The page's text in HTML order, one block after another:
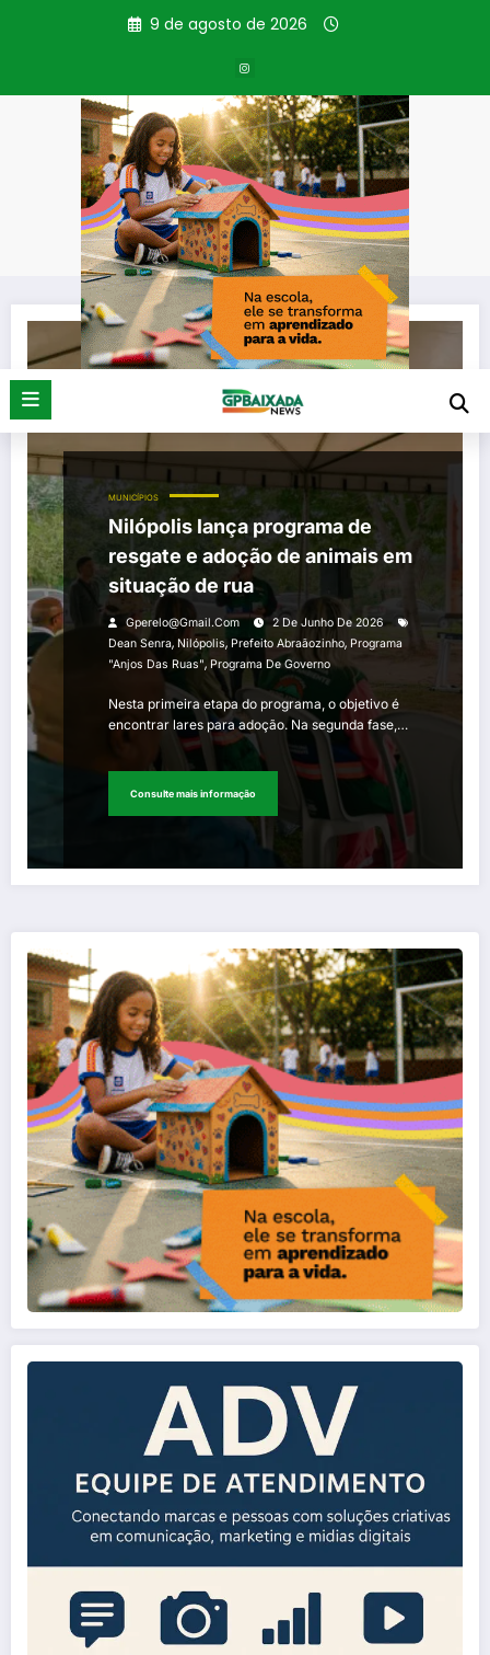
9 de agosto de 2026
Tag: Dean Senra
Página inicial Dean Senra
MUNICÍPIOS
Nilópolis lança programa de
resgate e adoção de animais em
situação de rua
Gperelo@gmail.com
2 De Junho De 2026
Dean Senra, Nilópolis, Prefeito Abraãozinho, Programa
"Anjos Das Ruas", Programa De Governo
Nesta primeira etapa do programa, o objetivo é
encontrar lares para adoção. Na segunda fase,…
Consulte mais informação